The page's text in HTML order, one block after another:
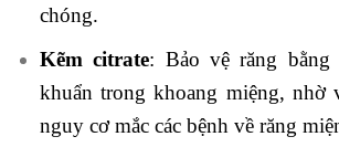
chóng.
Kẽm citrate: Bảo vệ răng
khuẩn trong khoang miệng, nhờ
nguy cơ mắc các bệnh về răng